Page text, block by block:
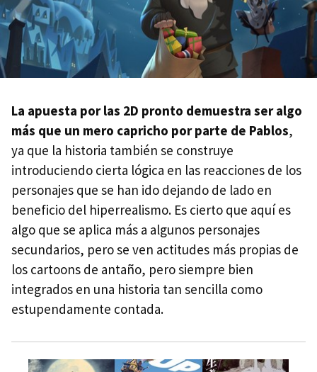
La apuesta por las 2D pronto demuestra ser algo
más que un mero capricho por parte de Pablos,
ya que la historia también se construye
introduciendo cierta lógica en las reacciones de los
personajes que se han ido dejando de lado en
beneficio del hiperrealismo. Es cierto que aquí es
algo que se aplica más a algunos personajes
secundarios, pero se ven actitudes más propias de
los cartoons de antaño, pero siempre bien
integrados en una historia tan sencilla como
estupendamente contada.